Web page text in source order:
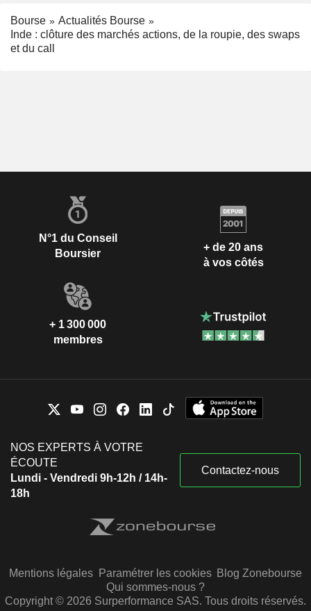
Bourse
Actualités Bourse
Inde : clôture des marchés actions, de la roupie, des swaps
et du call
N°1 du Conseil
Boursier
+ de 20 ans
à vos côtés
+ 1 300 000
membres
NOS EXPERTS À VOTRE
ÉCOUTE
Lundi - Vendredi 9h-12h / 14h-
18h
Contactez-nous
Mentions légales Paramétrer les cookies Blog Zonebourse
Qui sommes-nous ?
Copyright © 2026 Surperformance SAS. Tous droits réservés.